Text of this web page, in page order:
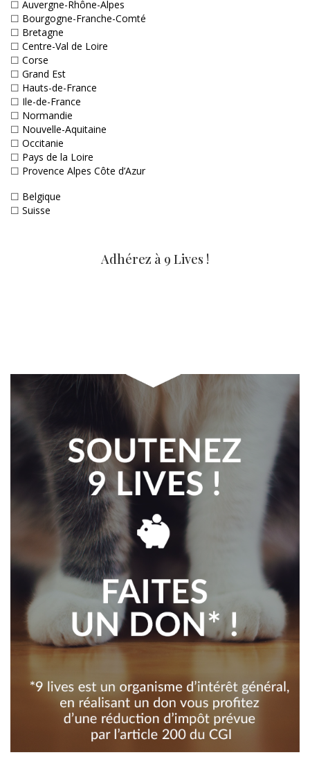
☐ Auvergne-Rhône-Alpes
☐ Bourgogne-Franche-Comté
☐ Bretagne
☐ Centre-Val de Loire
☐ Corse
☐ Grand Est
☐ Hauts-de-France
☐ Ile-de-France
☐ Normandie
☐ Nouvelle-Aquitaine
☐ Occitanie
☐ Pays de la Loire
☐ Provence Alpes Côte d’Azur
☐ Belgique
☐ Suisse
Adhérez à 9 Lives !